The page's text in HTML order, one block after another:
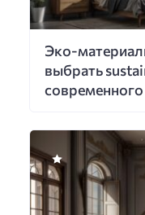
Эко-
выбрать